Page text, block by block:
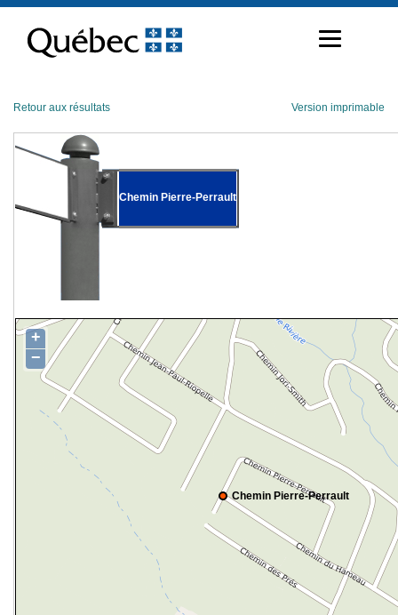
contenu
Retour aux résultats Version imprimable
Chemin Pierre-Perrault
Chemin Pierre-Perrault
+
−